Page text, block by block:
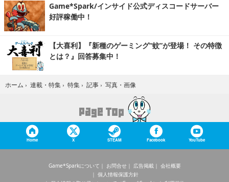
Game*Spark/インサイド公式ディスコードサーバー
好評稼働中！
【大喜利】『新種のゲーミング“蚊”が登場！ その特徴
とは？』回答募集中！
ホーム › 連載・特集 › 特集 › 記事 › 写真・画像
Home X STEAM Facebook YouTube
Game*Sparkについて お問合せ 広告掲載
会社概要
個人情報保護方針